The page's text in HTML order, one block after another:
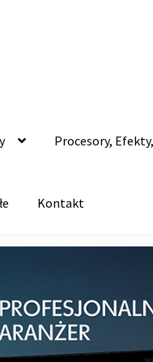
Procesory,
Kontakt